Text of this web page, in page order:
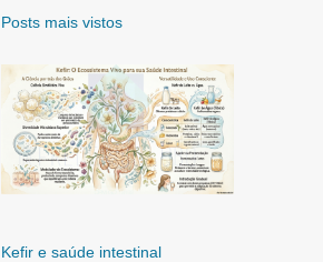
Posts mais vistos
Kefir e saúde intestinal